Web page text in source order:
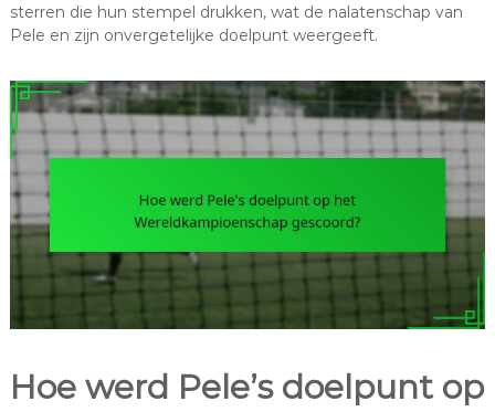
sterren die hun stempel drukken, wat de nalatenschap van
Pele en zijn onvergetelijke doelpunt weergeeft.
Hoe werd Pele’s doelpunt op